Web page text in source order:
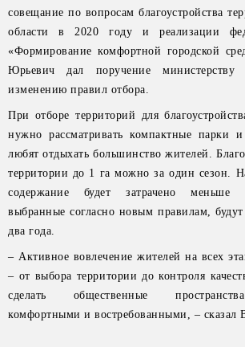
совещание по вопросам благоустройства
области в 2020 году и реализации
«Формирование комфортной городской
Юрьевич дал поручение
изменению правил отбора.
При отборе территорий для
нужно рассматривать компактные парки
любят отдыхать большинство жителей.
территории до 1 га можно за один сезон.
содержание будет затрачено меньше
выбранные согласно новым правилам,
два года.
– Активное вовлечение жителей на всех
– от выбора территории до контроля
сделать общественные
комфортными и востребованными, – сказал